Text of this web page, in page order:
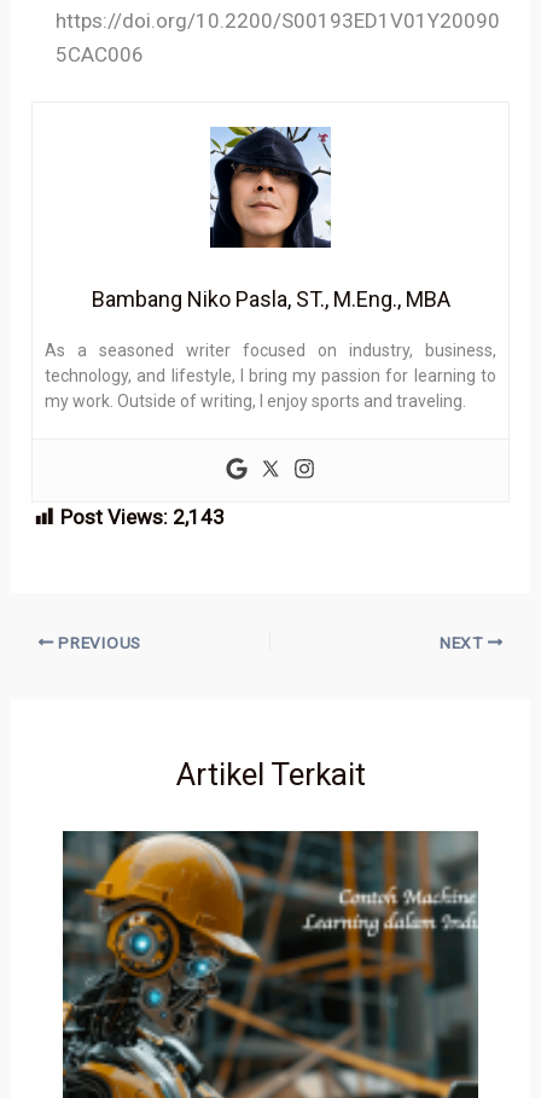
https://doi.org/10.2200/S00193ED1V01Y20090
5CAC006
Bambang Niko Pasla, ST., M.Eng., MBA
As a seasoned writer focused on industry, business,
technology, and lifestyle, I bring my passion for learning to
my work. Outside of writing, I enjoy sports and traveling.
Post Views: 2,143
PREVIOUS NEXT
Artikel Terkait